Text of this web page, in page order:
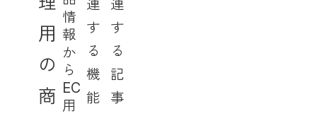
用
の
商
情
報
か
ら
EC
用
連
す
る
機
能
連
す
る
記
事